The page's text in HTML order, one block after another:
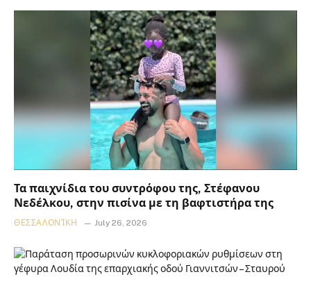
Τα παιχνίδια του συντρόφου της, Στέφανου
Νεδέλκου, στην πισίνα με τη βαφτιστήρα της
ΘΕΣΣΑΛΟΝΊΚΗ July 26, 2026